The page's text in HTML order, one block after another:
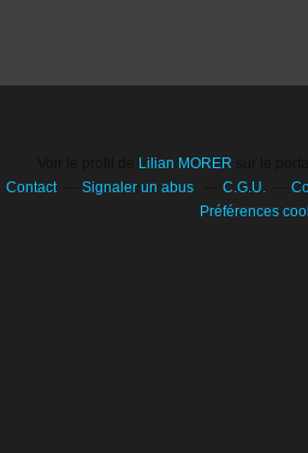
Lilian MORER
Contact
Signaler un abus C.G.U.
Préférences